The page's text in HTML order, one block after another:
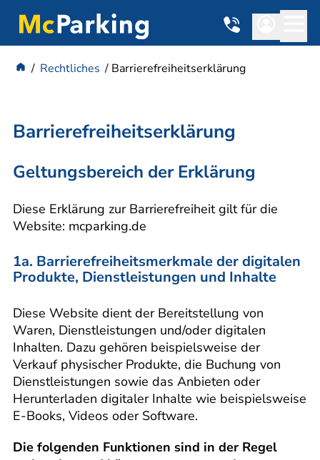
Rechtliches Barrierefreiheitserklärung
Barrierefreiheitserklärung
Geltungsbereich der Erklärung
Diese Erklärung zur Barrierefreiheit gilt für die
Website: mcparking.de
1a. Barrierefreiheitsmerkmale der digitalen
Produkte, Dienstleistungen und Inhalte
Diese Website dient der Bereitstellung von
Waren, Dienstleistungen und/oder digitalen
Inhalten. Dazu gehören beispielsweise der
Verkauf physischer Produkte, die Buchung von
Dienstleistungen sowie das Anbieten oder
Herunterladen digitaler Inhalte wie beispielsweise
E-Books, Videos oder Software.
Die folgenden Funktionen sind in der Regel